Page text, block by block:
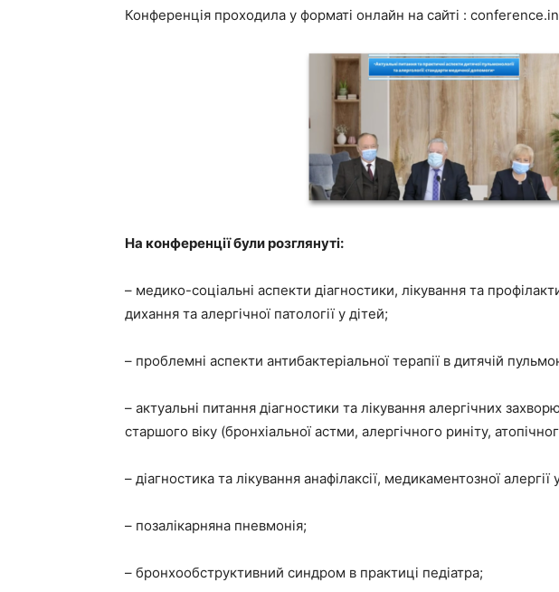
Конференція проходила у форматі онлайн на сайті :
На конференції були розглянуті:
– медико-соціальні аспекти діагностики, лікування та
дихання та алергічної патології у дітей;
– проблемні аспекти антибактеріальної терапії в дитячій
– актуальні питання діагностики та лікування алергічних
старшого віку (бронхіальної астми, алергічного риніту,
– діагностика та лікування анафілаксії, медикаментозної алергії
– позалікарняна пневмонія;
– бронхообструктивний синдром в практиці педіатра;